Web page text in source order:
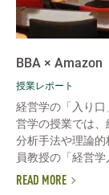
BBA × Amazon
授業レポート
経営学の「入り
営学の授業では
分析手法や理論
員教授の「経営学
READ MORE